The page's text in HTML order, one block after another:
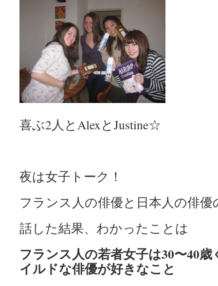
喜ぶ2人とAlexとJustine☆
夜は女子トーク！
フランス人の俳優と日本人の俳
話した結果、わかったことは
フランス人の若者女子は30〜40
イルドな俳優が好きなこと